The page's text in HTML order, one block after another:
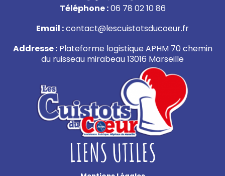
Téléphone :06 78 02 10 86
Email :contact@lescuistotsducoeur.fr
Addresse :Plateforme logistique APHM 70 chemin
du ruisseau mirabeau 13016 Marseille
LIENS UTILES